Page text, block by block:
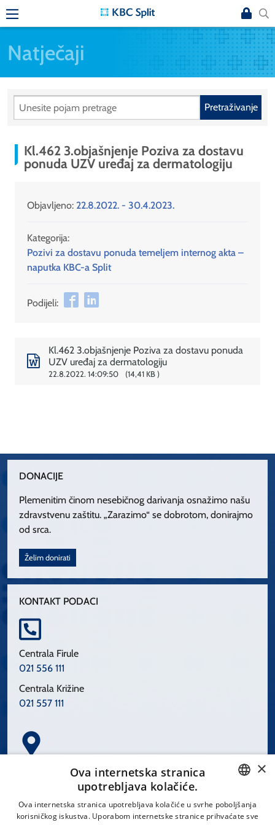
Natječaji
Pretraživanje
Kl.462 3.objašnjenje Poziva za dostavu
ponuda UZV uređaj za dermatologiju
Objavljeno: 22.8.2022. - 30.4.2023.
Kategorija:
Pozivi za dostavu ponuda temeljem internog akta –
naputka KBC-a Split
Podijeli:
Kl.462 3.objašnjenje Poziva za dostavu ponuda
UZV uređaj za dermatologiju
22.8.2022. 14:09:50 14,41 KB
DONACIJE
Plemenitim činom nesebičnog darivanja osnažimo našu
zdravstvenu zaštitu. „Zarazimo“ se dobrotom, donirajmo
od srca.
Želim donirati
KONTAKT PODACI
Centrala Firule
021 556 111
Centrala Križine
021 557 111
Spinčićeva 1, 21000 Split
CROATIAN
×
Ova internetska stranica
upotrebljava kolačiće.
Ova internetska stranica upotrebljava kolačiće u svrhe poboljšanja
korisničkog iskustva. Uporabom internetske stranice prihvaćate sve